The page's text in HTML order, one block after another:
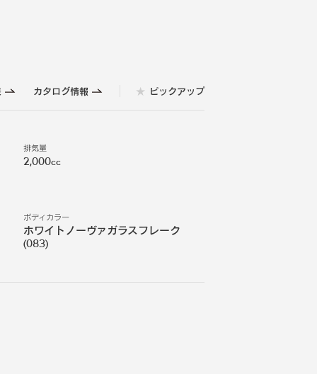
カタログ情報 ピックアップ
排気量
2,000cc
ボディカラー
ホワイトノーヴァガラスフレーク
(083)